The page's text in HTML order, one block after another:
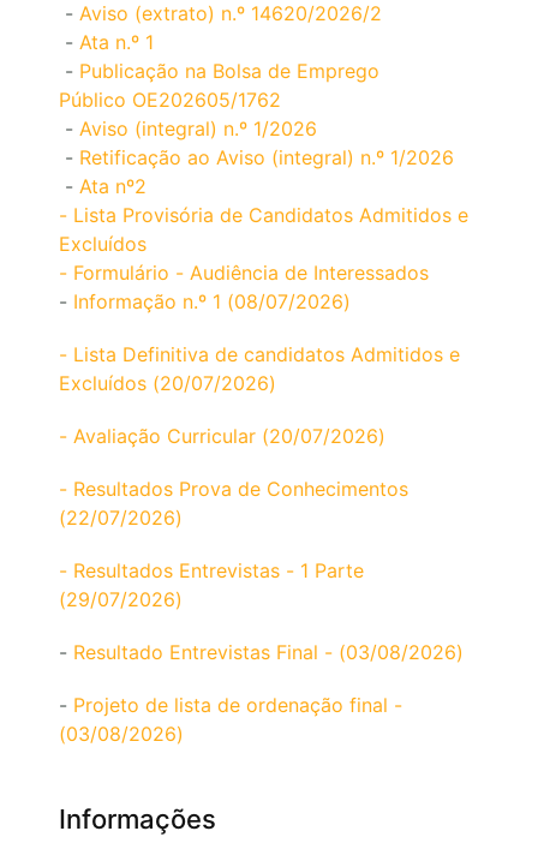
- Aviso (extrato) n.º 14620/2026/2
- Ata n.º 1
- Publicação na Bolsa de Emprego
Público OE202605/1762
- Aviso (integral) n.º 1/2026
- Retificação ao Aviso (integral) n.º 1/2026
- Ata nº2
- Lista Provisória de Candidatos Admitidos e
Excluídos
- Formulário - Audiência de Interessados
- Informação n.º 1 (08/07/2026)
- Lista Definitiva de candidatos Admitidos e
Excluídos (20/07/2026)
- Avaliação Curricular (20/07/2026)
- Resultados Prova de Conhecimentos
(22/07/2026)
- Resultados Entrevistas - 1 Parte
(29/07/2026)
- Resultado Entrevistas Final - (03/08/2026)
- Projeto de lista de ordenação final -
(03/08/2026)
Informações